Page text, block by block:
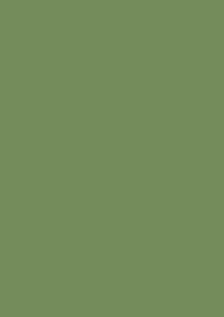
Nader często można zaobserwować
– najlepiej wykonać test obciążenia glukozą –
cukru we krwi oraz metabolizmie tłuszczu i białka.
jest niebezpieczny zarówno dla kobiet jak i
hormonalną
i wyniki – tak, by odkryć przyczynę złego